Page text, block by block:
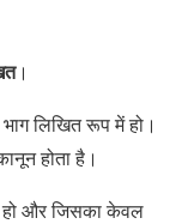
।
लिखित रूप में हो।
होता है।
हो और जिसका केवल